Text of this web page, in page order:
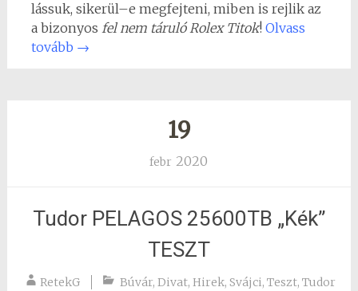
lássuk, sikerül–e megfejteni, miben is rejlik az
a bizonyos fel nem táruló Rolex Titok! Olvass
tovább →
19
febr 2020
Tudor PELAGOS 25600TB „Kék”
TESZT
RetekG Búvár, Divat, Hirek, Svájci, Teszt, Tudor